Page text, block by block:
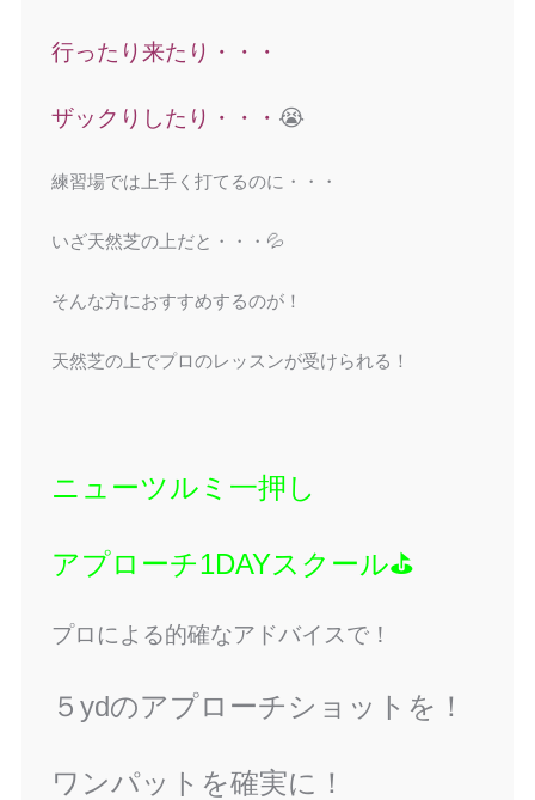
行ったり来たり・・・
ザックりしたり・・・ 😭
練習場では上手く打てるのに・・・
いざ天然芝の上だと・・・💦
そんな方におすすめするのが！
天然芝の上でプロのレッスンが受けられる！
ニューツルミ一押し
アプローチ1DAYスクール⛳
プロによる的確なアドバイスで！
５ydのアプローチショットを！
ワンパットを確実に！